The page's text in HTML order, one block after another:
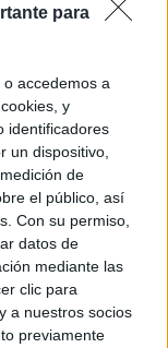
para
accedemos a
y
identificadores
un dispositivo,
de
el público, así
Con su permiso,
datos de
mediante las
clic para
a nuestros socios
previamente
los inmigrantes”
que busca a los
Ceuta